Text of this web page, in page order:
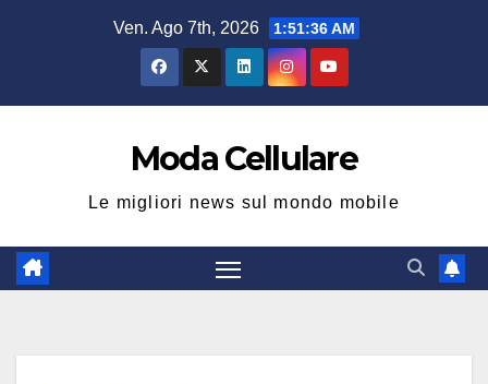
Ven. Ago 7th, 2026 1:51:37 AM
Moda Cellulare
Le migliori news sul mondo mobile